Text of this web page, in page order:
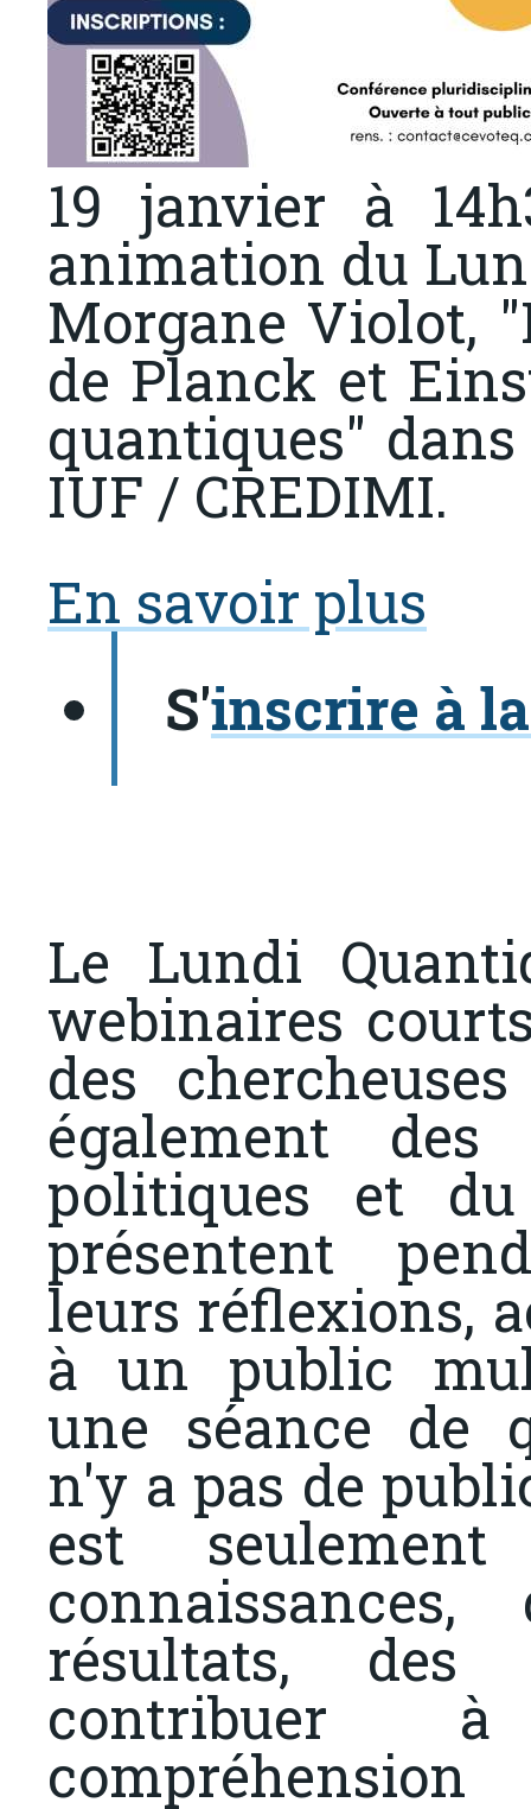
19 janvier à
animation du
Morgane Violot,
de Planck et
quantiques"
IUF / CREDIMI.
En savoir plus
S'inscrire à
Le Lundi
webinaires
des
également
politiques et
présentent
leurs réflexions,
à un public
une séance de
n'y a pas de
est
résultats, des
contribuer